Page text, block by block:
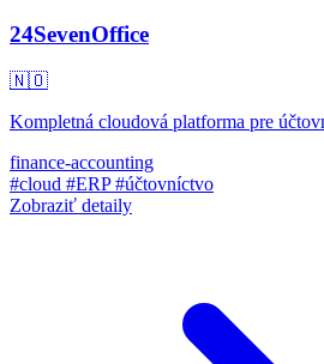
24SevenOffice
🇳🇴
Kompletná cloudová platforma pre
finance-accounting
#cloud #ERP#účtovníctvo
Zobraziť detaily